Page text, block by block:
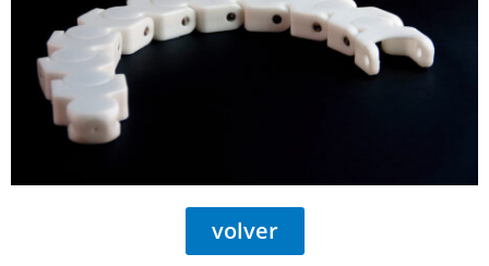
volver